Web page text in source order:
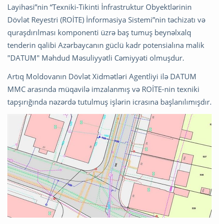
Layihəsi”nin “Texniki-Tikinti İnfrastruktur Obyektlərinin
Dövlət Reyestri (ROİTE) İnformasiya Sistemi”nin təchizatı və
quraşdırılması komponenti üzrə baş tumuş beynəlxalq
tenderin qalibi Azərbaycanın güclü kadr potensialına malik
"DATUM" Məhdud Məsuliyyətli Cəmiyyəti olmuşdur.
Artıq Moldovanın Dövlət Xidmətləri Agentliyi ilə DATUM
MMC arasında müqavilə imzalanmış və ROİTE-nin texniki
tapşırığında nəzərdə tutulmuş işlərin icrasına başlanılımışdır.